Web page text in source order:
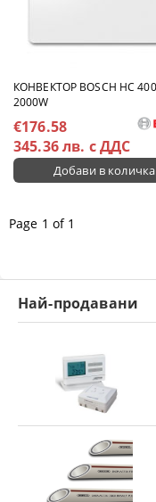
КОНВЕКТОР BOSCH HC
2000W
€176.58
345.36 лв. с ДДС
Page 1 of 1
Най-продавани